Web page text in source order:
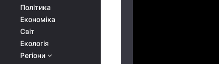
Політика
Економіка
Світ
Екологія
Регіони